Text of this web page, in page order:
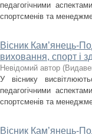
педагогічними
спортсменів та
Вісник Кам’янець-
виховання, спорт і
Невідомий автор (
У віснику
педагогічними
спортсменів та
Вісник Кам’янець-